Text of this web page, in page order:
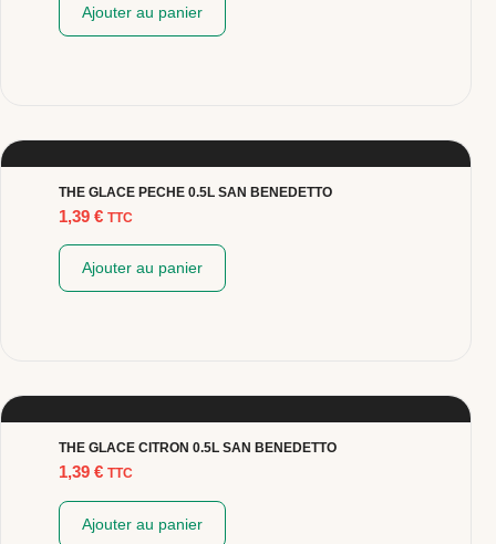
Ajouter au panier
THE GLACE PECHE 0.5L SAN BENEDETTO
1,39 € TTC
Ajouter au panier
THE GLACE CITRON 0.5L SAN BENEDETTO
1,39 € TTC
Ajouter au panier